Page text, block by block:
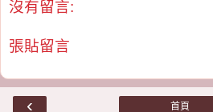
沒有留言:
張貼留言
‹ 首頁